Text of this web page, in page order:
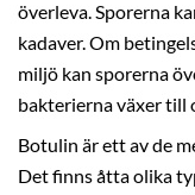
överleva. Sporerna
kadaver. Om
miljö kan sporerna
bakterierna växer till
Botulin är ett av de
Det finns åtta olika